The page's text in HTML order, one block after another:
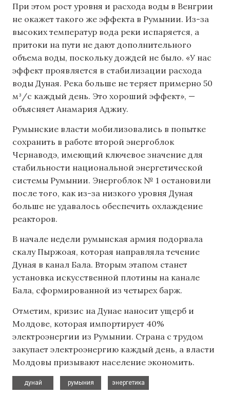
При этом рост уровня и расхода воды в Венгрии
не окажет такого же эффекта в Румынии. Из-за
высоких температур вода реки испаряется, а
притоки на пути не дают дополнительного
объема воды, поскольку дождей не было. «У нас
эффект проявляется в стабилизации расхода
воды Дуная. Река больше не теряет примерно 50
м³/с каждый день. Это хороший эффект», —
объясняет Анамария Аджиу.
Румынские власти мобилизовались в попытке
сохранить в работе второй энергоблок
Чернаводэ, имеющий ключевое значение для
стабильности национальной энергетической
системы Румынии. Энергоблок № 1 остановили
после того, как из-за низкого уровня Дуная
больше не удавалось обеспечить охлаждение
реакторов.
В начале недели румынская армия подорвала
скалу Пыржоая, которая направляла течение
Дуная в канал Бала. Вторым этапом станет
установка искусственной плотины на канале
Бала, сформированной из четырех барж.
Отметим, кризис на Дунае наносит ущерб и
Молдове, которая импортирует 40%
электроэнергии из Румынии. Страна с трудом
закупает электроэнергию каждый день, а власти
Молдовы призывают население экономить.
дунай
румыния
энергетика